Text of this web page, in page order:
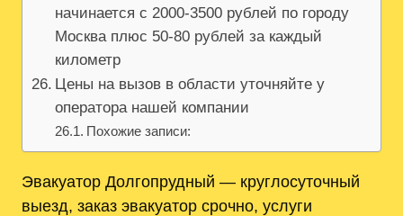
начинается с 2000-3500 рублей по городу
Москва плюс 50-80 рублей за каждый
километр
Цены на вызов в области уточняйте у
оператора нашей компании
Похожие записи:
Эвакуатор Долгопрудный — круглосуточный
выезд, заказ эвакуатор срочно, услуги